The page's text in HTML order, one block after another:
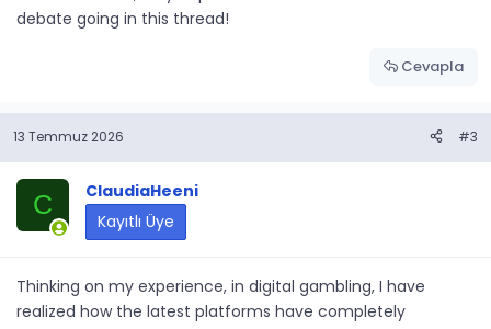
debate going in this thread!
Cevapla
13 Temmuz 2026 #3
C
ClaudiaHeeni
Kayıtlı Üye
Thinking on my experience, in digital gambling, I have
realized how the latest platforms have completely